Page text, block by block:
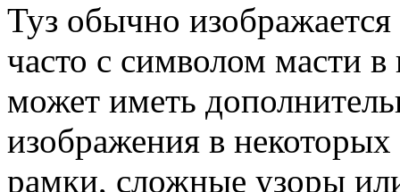
Туз обычно
часто с символом масти в
может иметь
изображения в
рамки, сложные узоры